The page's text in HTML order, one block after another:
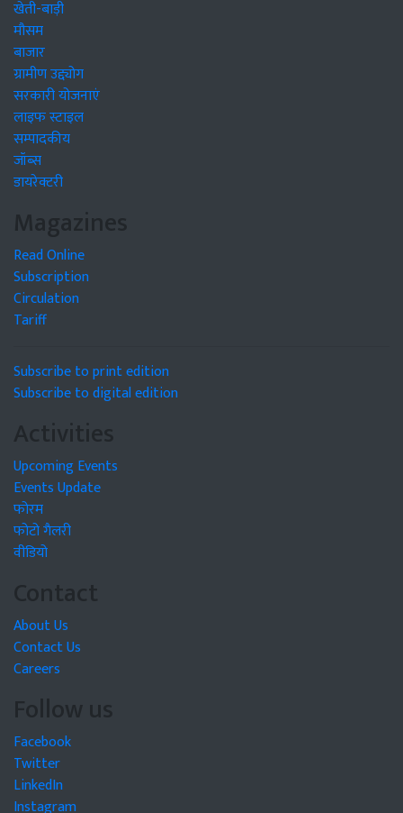
खेती-बाड़ी
मौसम
बाजार
ग्रामीण उद्द्योग
सरकारी योजनाएं
लाइफ स्टाइल
सम्पादकीय
जॉब्स
डायरेक्टरी
Magazines
Read Online
Subscription
Circulation
Tariff
Subscribe to print edition
Subscribe to digital edition
Activities
Upcoming Events
Events Update
फोरम
फोटो गैलरी
वीडियो
Contact
About Us
Contact Us
Careers
Follow us
Facebook
Twitter
LinkedIn
Instagram